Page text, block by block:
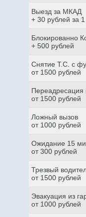
Выезд за МКАД
+ 30 рублей за
Блокированно
+ 500 рублей
Снятие Т.С. с
от 1500 рублей
Переадресация
от 1500 рублей
Ложный вызов
от 1000 рублей
Ожидание 15
от 300 рублей
Трезвый
от 1500 рублей
Эвакуация из
от 1000 рублей